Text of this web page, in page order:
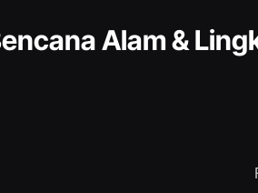
Alam &